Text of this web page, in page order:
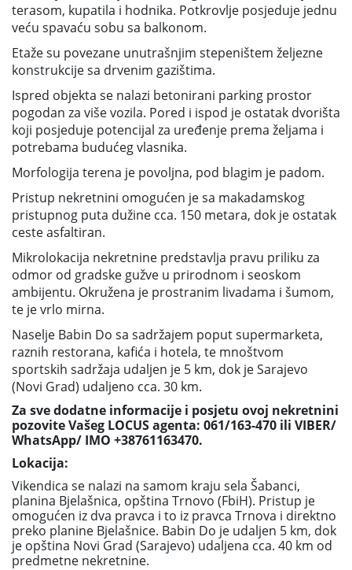
terasom, kupatila i hodnika. Potkrovlje posjeduje jednu
veću spavaću sobu sa balkonom.
Etaže su povezane unutrašnjim stepeništem željezne
konstrukcije sa drvenim gazištima.
Ispred objekta se nalazi betonirani parking prostor
pogodan za više vozila. Pored i ispod je ostatak dvorišta
koji posjeduje potencijal za uređenje prema željama i
potrebama budućeg vlasnika.
Morfologija terena je povoljna, pod blagim je padom.
Pristup nekretnini omogućen je sa makadamskog
pristupnog puta dužine cca. 150 metara, dok je ostatak
ceste asfaltiran.
Mikrolokacija nekretnine predstavlja pravu priliku za
odmor od gradske gužve u prirodnom i seoskom
ambijentu. Okružena je prostranim livadama i šumom,
te je vrlo mirna.
Naselje Babin Do sa sadržajem poput supermarketa,
raznih restorana, kafića i hotela, te mnoštvom
sportskih sadržaja udaljen je 5 km, dok je Sarajevo
(Novi Grad) udaljeno cca. 30 km.
Za sve dodatne informacije i posjetu ovoj nekretnini
pozovite Vašeg LOCUS agenta: 061/163-470 ili VIBER/
WhatsApp/ IMO +38761163470.
Lokacija:
Vikendica se nalazi na samom kraju sela Šabanci,
planina Bjelašnica, opština Trnovo (FbiH). Pristup je
omogućen iz dva pravca i to iz pravca Trnova i direktno
preko planine Bjelašnice. Babin Do je udaljen 5 km, dok
je opština Novi Grad (Sarajevo) udaljena cca. 40 km od
predmetne nekretnine.